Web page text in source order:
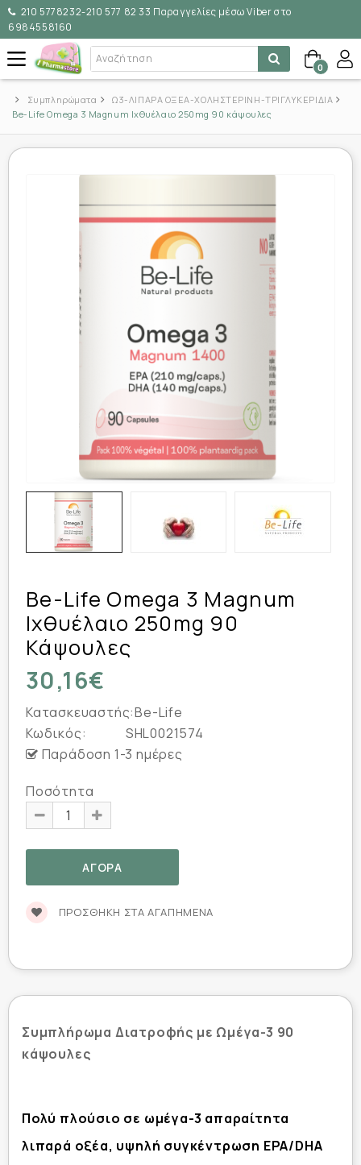
210 5778232-210 577 82 33 Παραγγελίες μέσω Viber στο
6984558160
0
Συμπληρώματα
Ω3-ΛΙΠΑΡΑ ΟΞΕΑ-ΧΟΛΗΣΤΕΡΙΝΗ-ΤΡΙΓΛΥΚΕΡΙΔΙΑ
Be-Life Omega 3 Magnum Ιχθυέλαιο 250mg 90 κάψουλες
Be-Life Omega 3 Magnum
Ιχθυέλαιο 250mg 90
Κάψουλες
30,16€
Κατασκευαστής:Be-Life
Κωδικός:
SHL0021574
Παράδοση 1-3 ημέρες
Ποσότητα
ΠΡΟΣΘΉΚΗ ΣΤΑ ΑΓΑΠΗΜΈΝΑ
Συμπλήρωμα Διατροφής με Ωμέγα-3 90
κάψουλες
Πολύ πλούσιο σε ωμέγα-3 απαραίτητα
λιπαρά οξέα, υψηλή συγκέντρωση EPA/DHA